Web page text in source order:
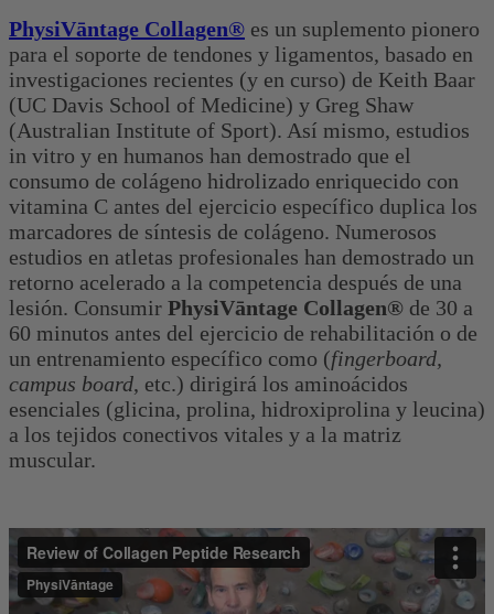
PhysiVāntage Collagen® es un suplemento pionero
para el soporte de tendones y ligamentos, basado en
investigaciones recientes (y en curso) de Keith Baar
(UC Davis School of Medicine) y Greg Shaw
(Australian Institute of Sport). Así mismo, estudios
in vitro y en humanos han demostrado que el
consumo de colágeno hidrolizado enriquecido con
vitamina C antes del ejercicio específico duplica los
marcadores de síntesis de colágeno. Numerosos
estudios en atletas profesionales han demostrado un
retorno acelerado a la competencia después de una
lesión. Consumir PhysiVāntage Collagen® de 30 a
60 minutos antes del ejercicio de rehabilitación o de
un entrenamiento específico como (fingerboard,
campus board, etc.) dirigirá los aminoácidos
esenciales (glicina, prolina, hidroxiprolina y leucina)
a los tejidos conectivos vitales y a la matriz
muscular.